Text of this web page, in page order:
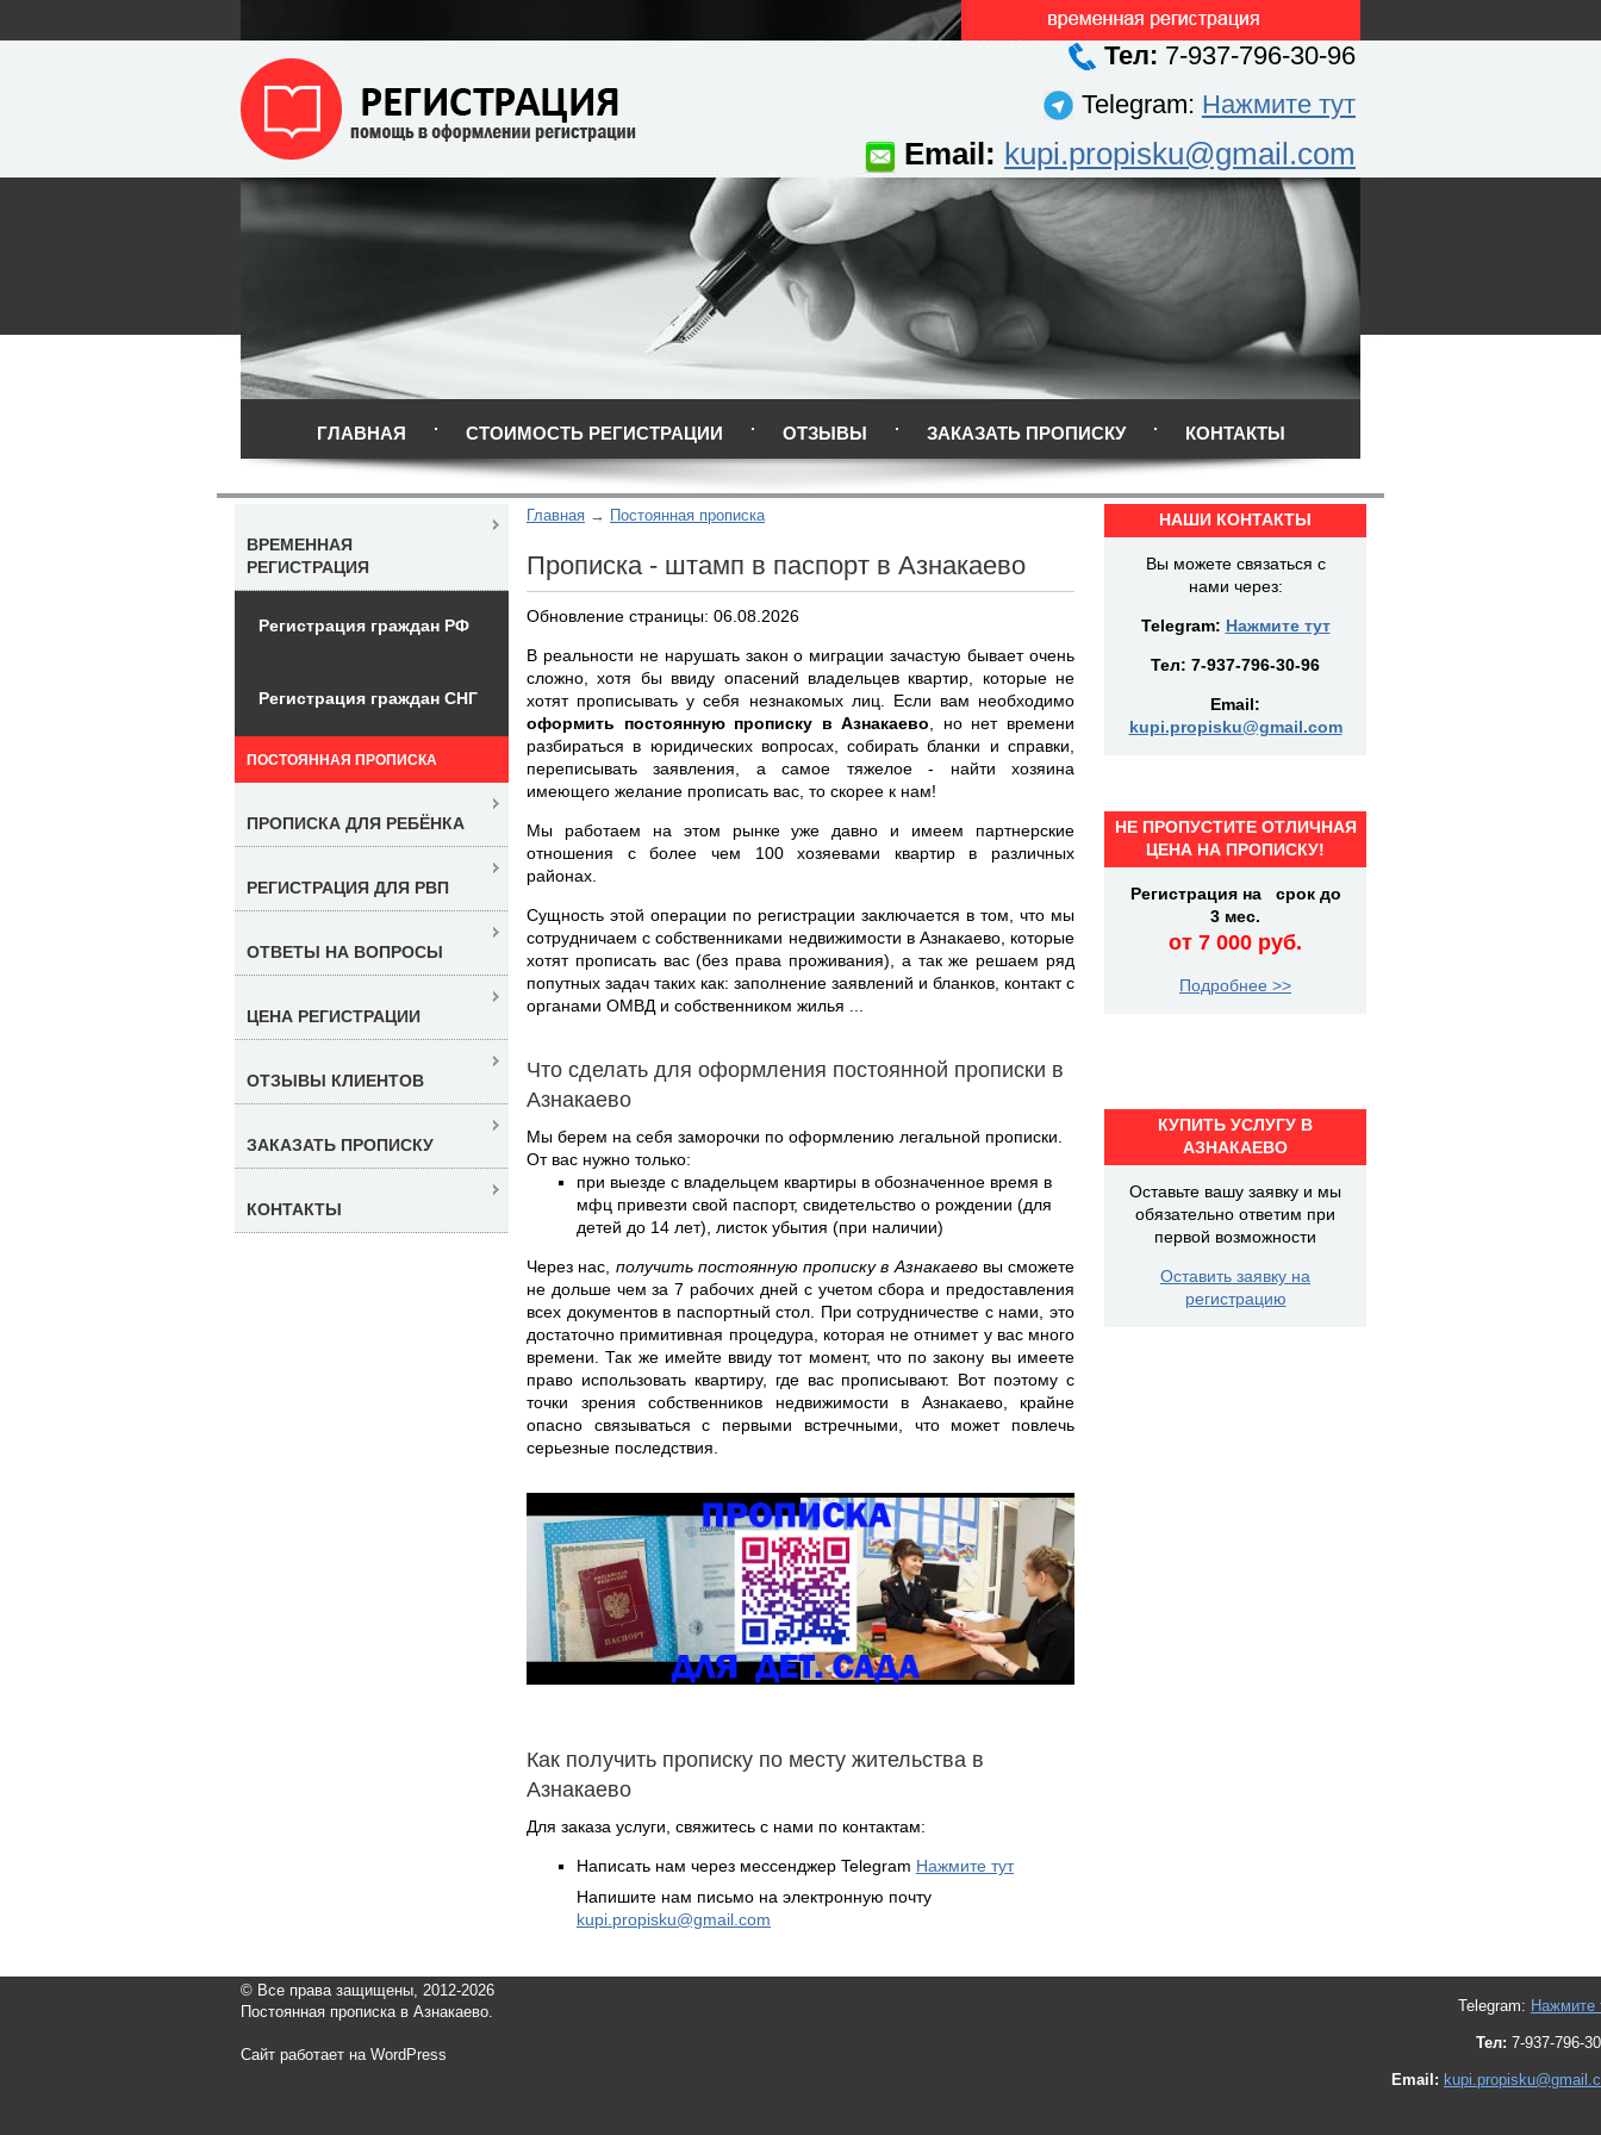
Тел: 7-937-796-30-96
Telegram: Нажмите тут
Email: kupi.propisku@gmail.com
ГЛАВНАЯ СТОИМОСТЬ РЕГИСТРАЦИИ ОТЗЫВЫ ЗАКАЗАТЬ ПРОПИСКУ КОНТАКТЫ
Главная Постоянная прописка
Прописка - штамп в паспорт в Азнакаево
Обновление страницы: 06.08.2026
В реальности не нарушать закон о миграции зачастую бывает очень
сложно, хотя бы ввиду опасений владельцев квартир, которые не
хотят прописывать у себя незнакомых лиц. Если вам необходимо
оформить постоянную прописку в Азнакаево , но нет времени
разбираться в юридических вопросах, собирать бланки и справки,
переписывать заявления, а самое тяжелое - найти хозяина
имеющего желание прописать вас, то скорее к нам!
Мы работаем на этом рынке уже давно и имеем партнерские
отношения с более чем 100 хозяевами квартир в различных
районах.
Сущность этой операции по регистрации заключается в том, что мы
сотрудничаем с собственниками недвижимости в Азнакаево, которые
хотят прописать вас (без права проживания), а так же решаем ряд
попутных задач таких как: заполнение заявлений и бланков, контакт с
органами ОМВД и собственником жилья ...
Что сделать для оформления постоянной прописки в
Азнакаево
Мы берем на себя заморочки по оформлению легальной прописки.
От вас нужно только:
при выезде с владельцем квартиры в обозначенное время в
мфц привезти свой паспорт, свидетельство о рождении (для
детей до 14 лет), листок убытия (при наличии)
Через нас, получить постоянную прописку в Азнакаевовы сможете
не дольше чем за 7 рабочих дней с учетом сбора и предоставления
всех документов в паспортный стол. При сотрудничестве с нами, это
достаточно примитивная процедура, которая не отнимет у вас много
времени. Так же имейте ввиду тот момент, что по закону вы имеете
право использовать квартиру, где вас прописывают. Вот поэтому с
точки зрения собственников недвижимости в Азнакаево, крайне
опасно связываться с первыми встречными, что может повлечь
серьезные последствия.
Как получить прописку по месту жительства в
Азнакаево
Для заказа услуги, свяжитесь с нами по контактам:
Написать нам через мессенджер Telegram Нажмите тут
Напишите нам письмо на электронную почту
kupi.propisku@gmail.com
ВРЕМЕННАЯ
РЕГИСТРАЦИЯ
Регистрация граждан РФ
Регистрация граждан СНГ
ПОСТОЯННАЯ ПРОПИСКА
ПРОПИСКА ДЛЯ РЕБЁНКА
РЕГИСТРАЦИЯ ДЛЯ РВП
ОТВЕТЫ НА ВОПРОСЫ
ЦЕНА РЕГИСТРАЦИИ
ОТЗЫВЫ КЛИЕНТОВ
ЗАКАЗАТЬ ПРОПИСКУ
КОНТАКТЫ
НАШИ КОНТАКТЫ
Вы можете связаться с
нами через:
Telegram: Нажмите тут
Тел: 7-937-796-30-96
Email:
kupi.propisku@gmail.com
НЕ ПРОПУСТИТЕ ОТЛИЧНАЯ
ЦЕНА НА ПРОПИСКУ!
Регистрация на срок до
3 мес.
от 7 000 руб.
Подробнее >>
КУПИТЬ УСЛУГУ В
АЗНАКАЕВО
Оставьте вашу заявку и мы
обязательно ответим при
первой возможности
Оставить заявку на
регистрацию
© Все права защищены, 2012-2026
Постоянная прописка в Азнакаево.
Сайт работает на WordPress
Telegram: Нажмите
Тел: 7-937-796-
Email: